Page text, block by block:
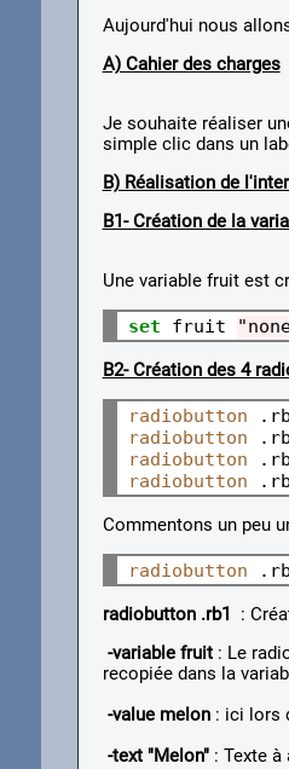
Aujourd'hui nous
A) Cahier des charges
Je souhaite réaliser
simple clic dans un
B) Réalisation de
B1- Création de la
Une variable fruit est
set fruit
B2- Création des 4
radiobutton
radiobutton
radiobutton
radiobutton
Commentons un peu
radiobutton
radiobutton .rb1 :
-variable fruit: Le
recopiée dans la
-value melon: ici lors
-text "Melon": Texte à